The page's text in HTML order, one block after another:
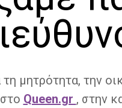
μητρότητα, την
Queen.gr , στην